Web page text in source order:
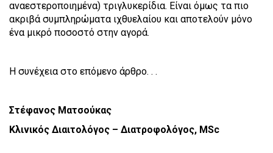
αναεστεροποιημένα) τριγλυκερίδια. Είναι όμως τα πιο
ακριβά συμπληρώματα ιχθυελαίου και αποτελούν μόνο
ένα μικρό ποσοστό στην αγορά.
Η συνέχεια στο επόμενο άρθρο. . .
Στέφανος Ματσούκας
Κλινικός Διαιτολόγος – Διατροφολόγος, MSc